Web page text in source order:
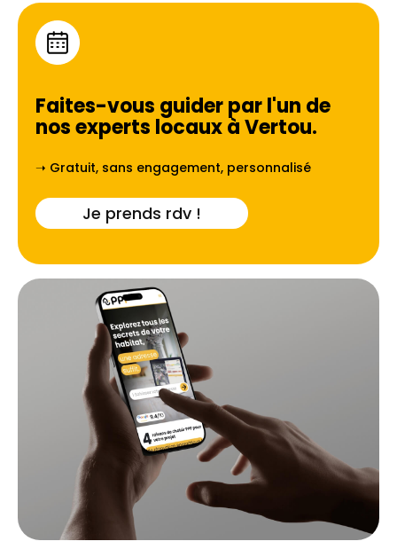
Faites-vous guider par l'un de
nos experts locaux àVertou.
➝ Gratuit, sans engagement, personnalisé
Je prends rdv !